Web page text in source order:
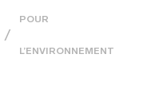
POUR
L’ENVIRONNEMENT